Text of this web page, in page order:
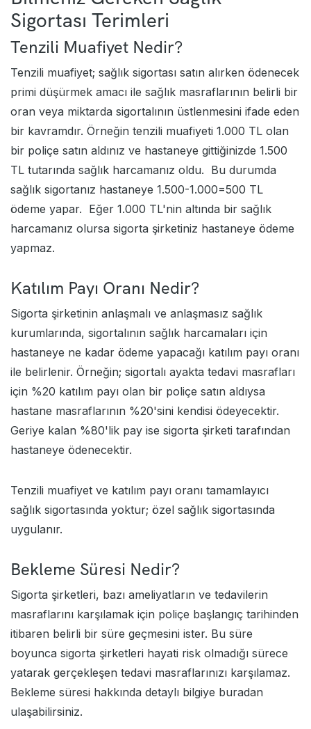
Sigortası Terimleri
Tenzili Muafiyet Nedir?
Tenzili muafiyet; sağlık sigortası satın alırken ödenecek
primi düşürmek amacı ile sağlık masraflarının belirli bir
oran veya miktarda sigortalının üstlenmesini ifade eden
bir kavramdır. Örneğin tenzili muafiyeti 1.000 TL olan
bir poliçe satın aldınız ve hastaneye gittiğinizde 1.500
TL tutarında sağlık harcamanız oldu. Bu durumda
sağlık sigortanız hastaneye 1.500-1.000=500 TL
ödeme yapar. Eğer 1.000 TL'nin altında bir sağlık
harcamanız olursa sigorta şirketiniz hastaneye ödeme
yapmaz.
Katılım Payı Oranı Nedir?
Sigorta şirketinin anlaşmalı ve anlaşmasız sağlık
kurumlarında, sigortalının sağlık harcamaları için
hastaneye ne kadar ödeme yapacağı katılım payı oranı
ile belirlenir. Örneğin; sigortalı ayakta tedavi masrafları
için %20 katılım payı olan bir poliçe satın aldıysa
hastane masraflarının %20'sini kendisi ödeyecektir.
Geriye kalan %80'lik pay ise sigorta şirketi tarafından
hastaneye ödenecektir.
Tenzili muafiyet ve katılım payı oranı tamamlayıcı
sağlık sigortasında yoktur; özel sağlık sigortasında
uygulanır.
Bekleme Süresi Nedir?
Sigorta şirketleri, bazı ameliyatların ve tedavilerin
masraflarını karşılamak için poliçe başlangıç tarihinden
itibaren belirli bir süre geçmesini ister. Bu süre
boyunca sigorta şirketleri hayati risk olmadığı sürece
yatarak gerçekleşen tedavi masraflarınızı karşılamaz.
Bekleme süresi hakkında detaylı bilgiye buradan
ulaşabilirsiniz.